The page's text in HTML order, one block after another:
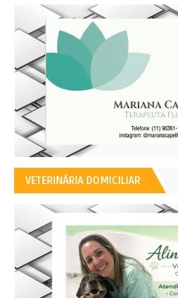
VETERINÁRIA DOMICILIAR